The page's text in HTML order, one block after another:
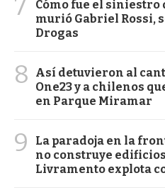
7
Cómo fue el siniestro
murió Gabriel Rossi,
Drogas
8
Así detuvieron al
One23 y a chilenos
en Parque Miramar
9
La paradoja en la
no construye
Livramento explota